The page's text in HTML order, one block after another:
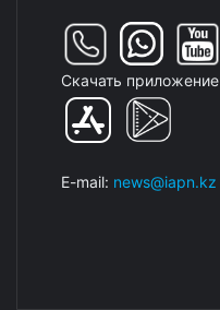
Скачать приложение
E-mail: news@iapn.kz